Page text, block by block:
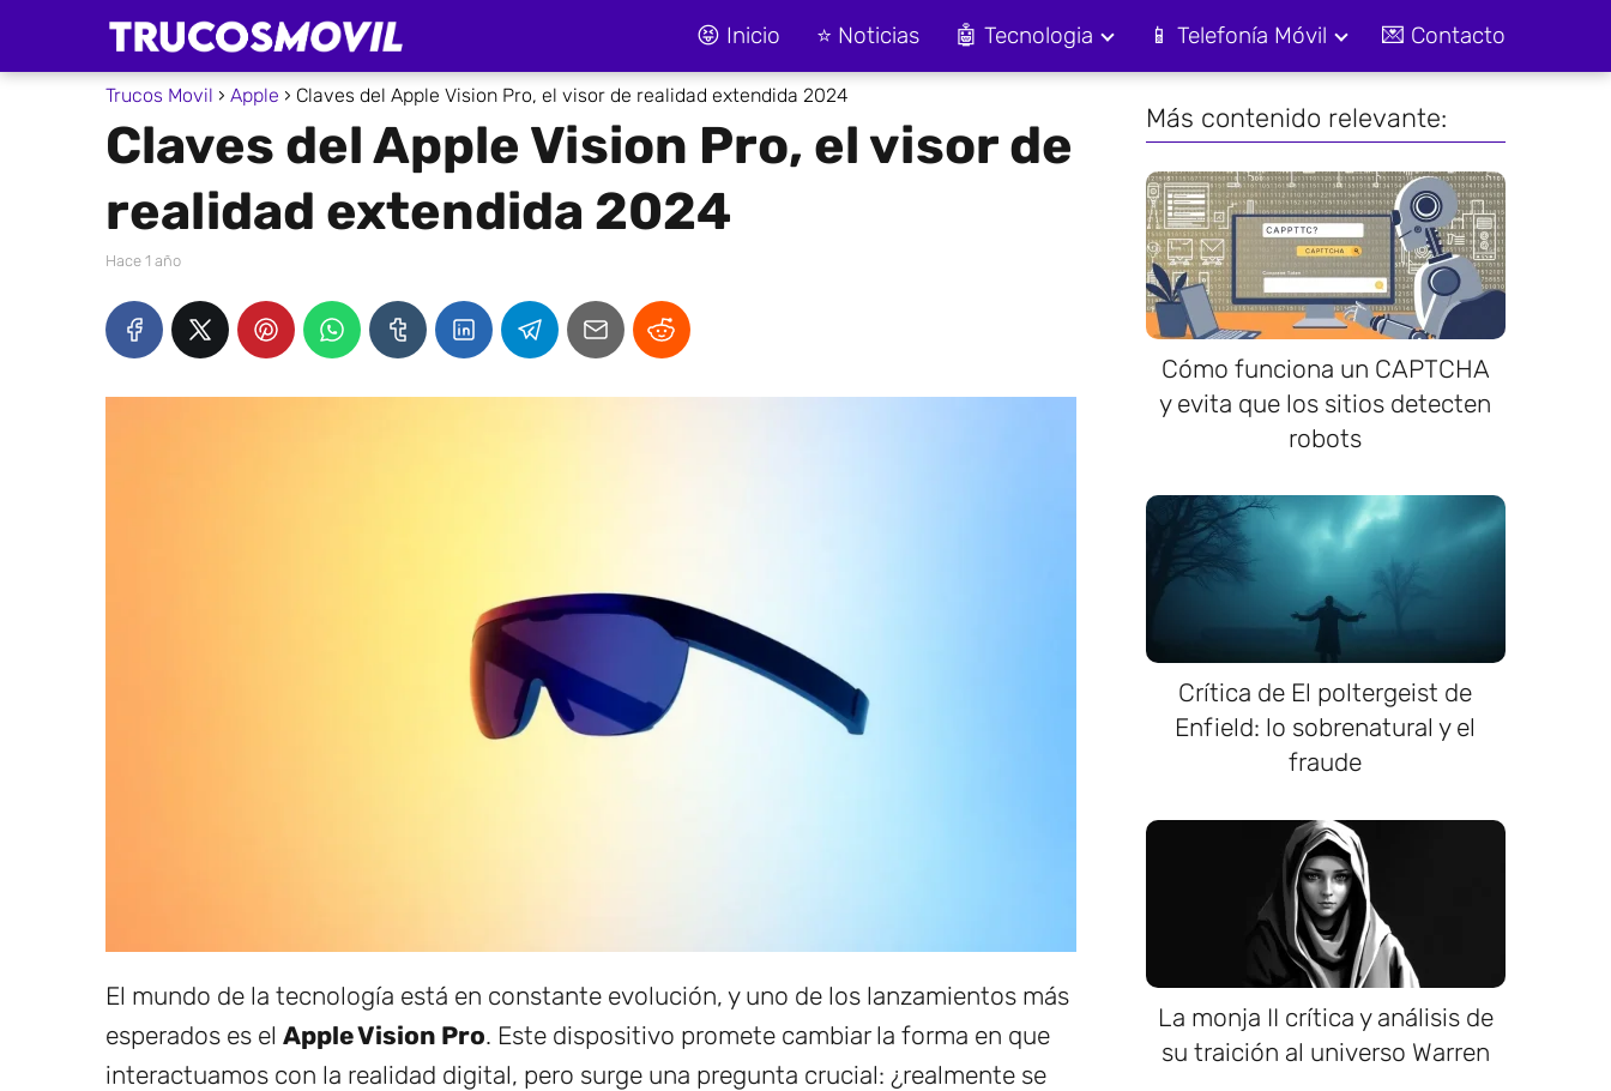
😝 Inicio ⭐ Noticias 🤖 Tecnologia 📱 Telefonía Móvil 💌 Contacto
Trucos Movil Apple Claves del Apple Vision Pro, el visor de realidad extendida 2024
Claves del Apple Vision Pro, el visor de
realidad extendida 2024
hace 1 año
El mundo de la tecnología está en constante evolución, y uno de los lanzamientos más
esperados es el Apple Vision Pro. Este dispositivo promete cambiar la forma en que
interactuamos con la realidad digital, pero surge una pregunta crucial: ¿realmente se
Más contenido relevante:
Cómo funciona un CAPTCHA
y evita que los sitios detecten
robots
Crítica de El poltergeist de
Enfield: lo sobrenatural y el
fraude
La monja II crítica y análisis de
su traición al universo Warren